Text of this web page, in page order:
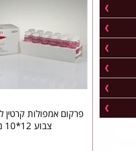
פרקום אמפולות קרטין
צבוע 12*10 מ"ל